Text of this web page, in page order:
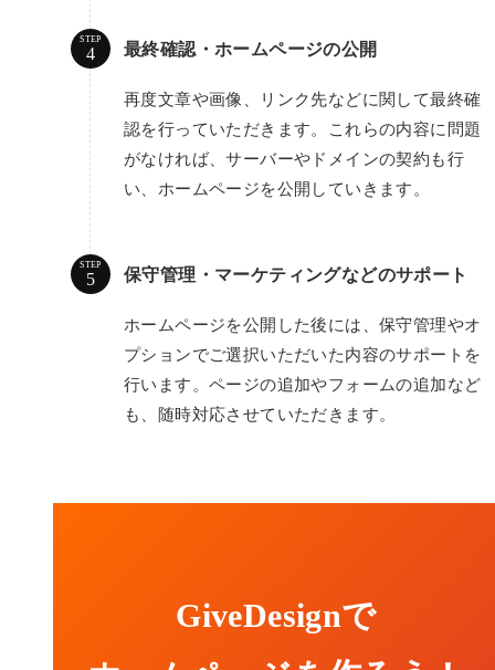
STEP 最終確認・ホームページの公開
再度文章や画像、リンク先などに関して最終確
認を行っていただきます。これらの内容に問題
がなければ、サーバーやドメインの契約も行
い、ホームページを公開していきます。
STEP 保守管理・マーケティングなどのサポート
ホームページを公開した後には、保守管理やオ
プションでご選択いただいた内容のサポートを
行います。ページの追加やフォームの追加など
も、随時対応させていただきます。
GiveDesignで